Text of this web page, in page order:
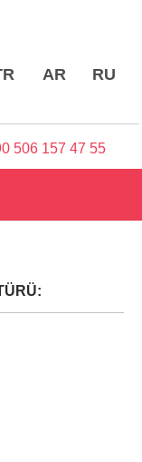
AR RU
506 157 47 55